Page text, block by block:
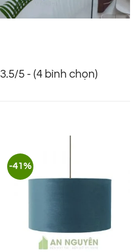
3.5/5 - (4 bình chọn)
-41%